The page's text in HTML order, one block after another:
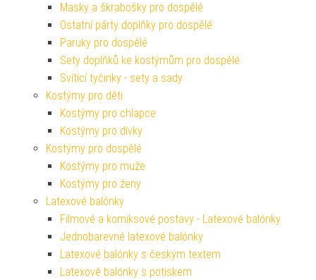
Masky a škrabošky pro dospělé
Ostatní párty doplňky pro dospělé
Paruky pro dospělé
Sety doplňků ke kostýmům pro dospělé
Svítící tyčinky - sety a sady
Kostýmy pro děti
Kostýmy pro chlapce
Kostýmy pro dívky
Kostýmy pro dospělé
Kostýmy pro muže
Kostýmy pro ženy
Latexové balónky
Filmové a komiksové postavy - Latexové balónky
Jednobarevné latexové balónky
Latexové balónky s českým textem
Latexové balónky s potiskem